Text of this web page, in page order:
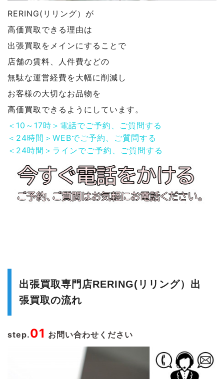
RERING(リリング）が
高価買取できる理由は
出張買取をメインにすることで
店舗の賃料、人件費などの
無駄な運営経費を大幅に削減し
お客様の大切なお品物を
高価買取できるようにしています。
＜10～17時＞電話でご予約、ご質問する
＜24時間＞WEBでご予約、ご質問する
＜24時間＞ラインでご予約、ご質問する
出張買取専門店RERING(リリング）出
張買取の流れ
step.01 お問い合わせください